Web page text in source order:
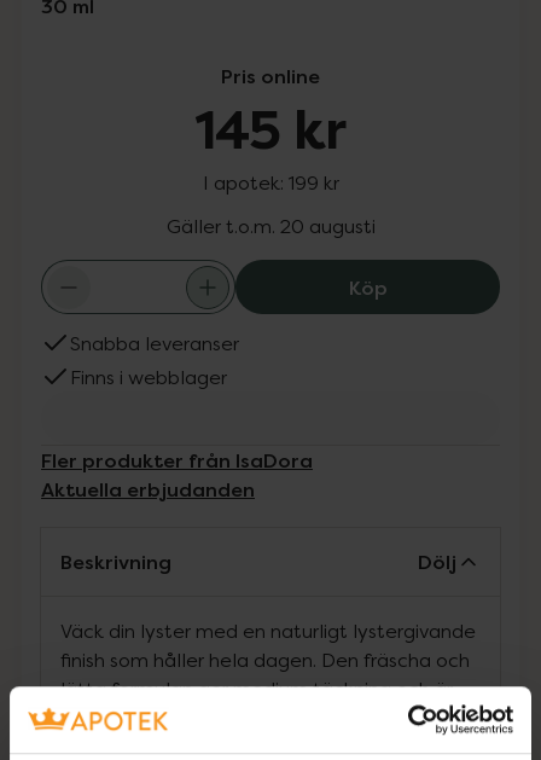
30 ml
Pris online
145 kr
I apotek: 199 kr
Gäller t.o.m. 20 augusti
KöpIsaDora The
Snabba leveranser
Finns i webblager
Fler produkter från IsaDora
Aktuella erbjudanden
Beskrivning Dölj
Väck din lyster med en naturligt lystergivande
finish som håller hela dagen. Den fräscha och
lätta formulan ger medium täckning och är
fylld med närande ingredienser för en naturlig,
lystergivande och frisk hud. Innehåller